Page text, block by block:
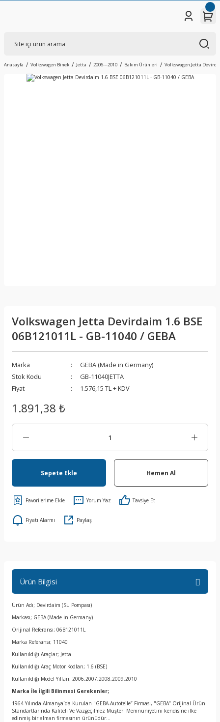
Anasayfa Volkswagen Binek Jetta 2006---2010 Bakım Ürünleri Volkswagen Jetta
Volkswagen Jetta Devirdaim 1.6 BSE
06B121011L - GB-11040 / GEBA
Marka
GEBA (Made in Germany)
Stok Kodu
GB-11040JETTA
Fiyat
1.576,15 TL + KDV
1.891,38 ₺
Sepete Ekle Hemen Al
Yorum Yaz Tavsiye Et
Fiyatı Alarmı Paylaş
Ürün Bilgisi
Ürün Adı; Devirdaim (Su Pompası)
Markası; GEBA (Made İn Germany)
Orijinal Referansı; 06B121011L
Marka Referansı; 11040
Kullanıldığı Araçlar; Jetta
Kullanıldığı Araç Motor Kodları; 1.6 (BSE)
Kullanıldığı Model Yılları; 2006,2007,2008,2009,2010
Marka İle İlgili Bilinmesi Gerekenler;
1964 Yılında Almanya`da Kurulan "GEBA-Autoteile” Firması, "GEBA” Orijinal Ürün
Standartlarında Kaliteli Ve Vazgeçilmez Müşteri Memnuniyetini kendisine ilke
edinmiş bir alman firmasının ürünüdür…